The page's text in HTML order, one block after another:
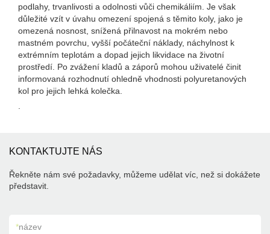
podlahy, trvanlivosti a odolnosti vůči chemikáliím. Je však
důležité vzít v úvahu omezení spojená s těmito koly, jako je
omezená nosnost, snížená přilnavost na mokrém nebo
mastném povrchu, vyšší počáteční náklady, náchylnost k
extrémním teplotám a dopad jejich likvidace na životní
prostředí. Po zvážení kladů a záporů mohou uživatelé činit
informovaná rozhodnutí ohledně vhodnosti polyuretanových
kol pro jejich lehká kolečka.
KONTAKTUJTE NÁS
Řekněte nám své požadavky, můžeme udělat víc, než si dokážete
představit.
*název